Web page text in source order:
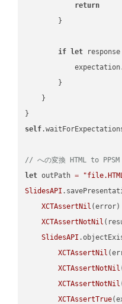
return
        }
if let
        }
    }
self
// への変換 HTML to PPSM
let outPath =
SlidesAPI
XCTAssertNil (error)
XCTAssertNotNil
SlidesAPI
XCTAssertNil
XCTAssertNotNil
XCTAssertNotNil
XCTAssertTrue